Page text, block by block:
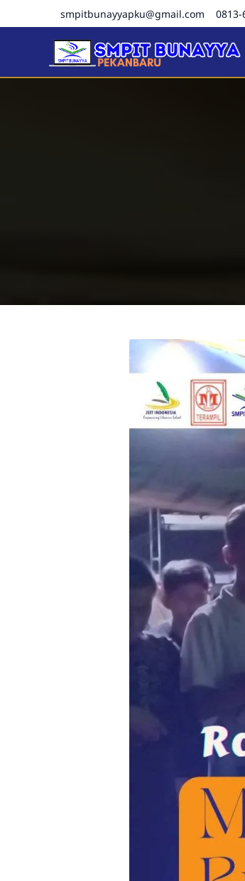
smpitbunayyapku@gmail.com 0813-
SMPIT Bunayya